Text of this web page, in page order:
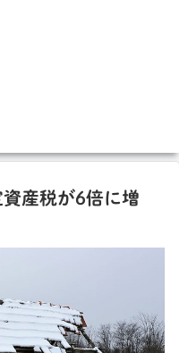
産税が6倍に増